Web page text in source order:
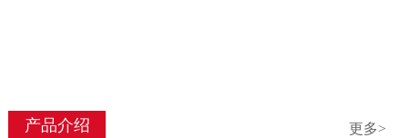
产品介绍 更多>